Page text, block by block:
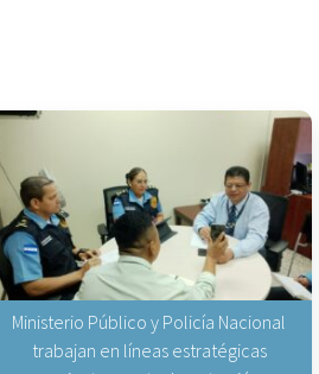
Ministerio Público y Policía Nacional
trabajan en líneas estratégicas